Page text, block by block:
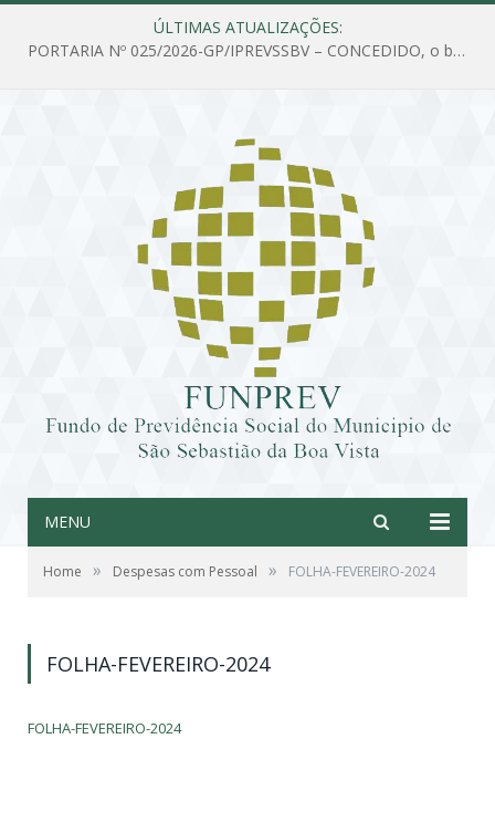
ÚLTIMAS ATUALIZAÇÕES:
PORTARIA Nº 025/2026-GP/IPREVSSBV – CONCEDIDO, o benefício de PENSÃO a MARIA ESTELA DOS SANTOS SOUZA
MENU
Home » Despesas com Pessoal » FOLHA-FEVEREIRO-2024
FOLHA-FEVEREIRO-2024
FOLHA-FEVEREIRO-2024